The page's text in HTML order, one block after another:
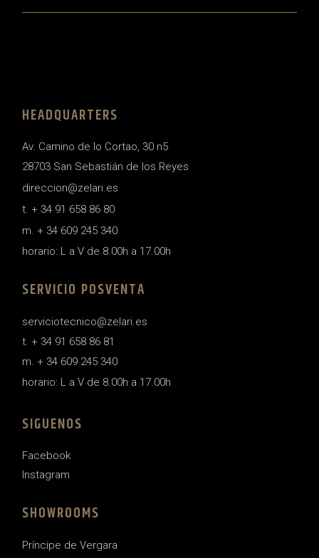
HEADQUARTERS
Av. Camino de lo Cortao, 30 n5
28703 San Sebastián de los Reyes
direccion@zelari.es
t. + 34 91 658 86 80
m. + 34 609 245 340
horario: L a V de 8.00h a 17.00h
SERVICIO POSVENTA
serviciotecnico@zelari.es
t. + 34 91 658 86 81
m. + 34 609 245 340
horario: L a V de 8.00h a 17.00h
SIGUENOS
Facebook
Instagram
SHOWROOMS
Príncipe de Vergara